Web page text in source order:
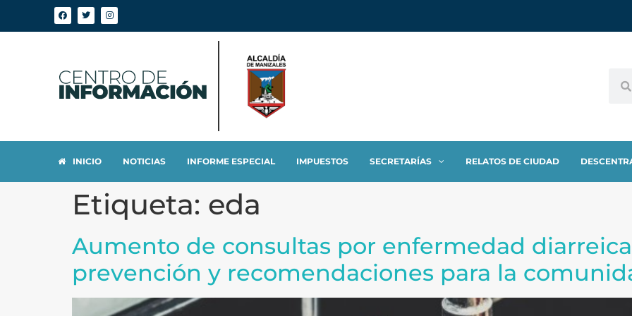
INICIO NOTICIAS INFORME ESPECIAL IMPUESTOS SECRETARÍAS RELATOS DE CIUDAD
Etiqueta: eda
Aumento de consultas por enfermedad
prevención y recomendaciones para la